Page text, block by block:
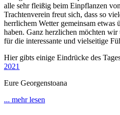
alle sehr fleißig beim Einpflanzen
Trachtenverein freut sich, dass so
herrlichem Wetter gemeinsam etwas
haben. Ganz herzlichen möchten
für die interessante und vielseitige
Hier gibts einige Eindrücke des
2021
Eure Georgenstoana
... mehr lesen